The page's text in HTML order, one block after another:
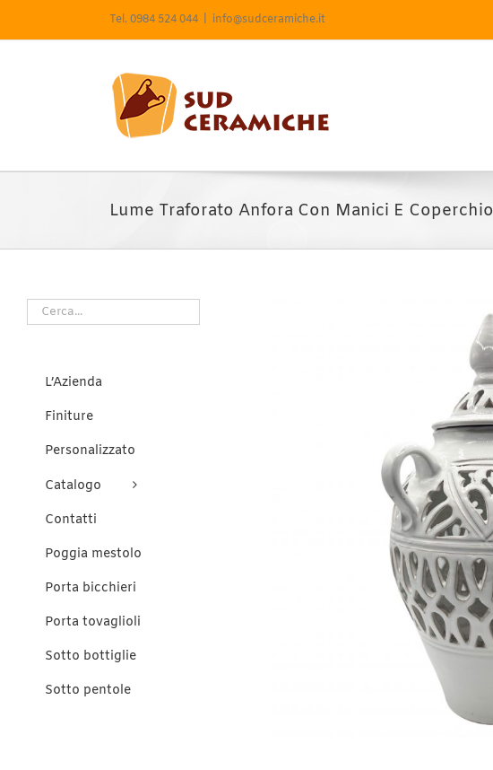
contenuto
Tel. 0984 524 044 info@sudceramiche.it
Lume Traforato Anfora Con Manici E Coperchio
L’Azienda
Finiture
Personalizzato
Catalogo
Contatti
Poggia mestolo
Porta bicchieri
Porta tovaglioli
Sotto bottiglie
Sotto pentole